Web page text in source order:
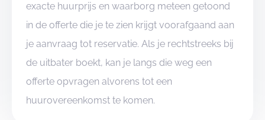
exacte huurprijs en waarborg meteen getoond
in de offerte die je te zien krijgt voorafgaand aan
je aanvraag tot reservatie. Als je rechtstreeks bij
de uitbater boekt, kan je langs die weg een
offerte opvragen alvorens tot een
huurovereenkomst te komen.